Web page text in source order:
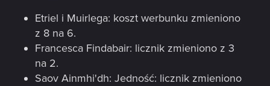
Etriel i Muirlega: koszt werbunku zmieniono
z 8 na 6.
Francesca Findabair: licznik zmieniono z 3
na 2.
Saov Ainmhi'dh: Jedność: licznik zmieniono